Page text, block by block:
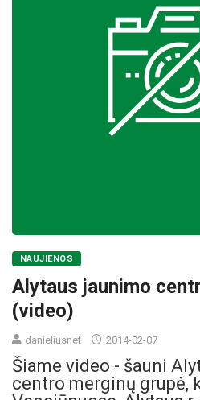
NAUJIENOS
Alytaus jaunimo
(video)
danieliusnet 2014-02-07
Šiame video - šauni
centro merginų grupė,